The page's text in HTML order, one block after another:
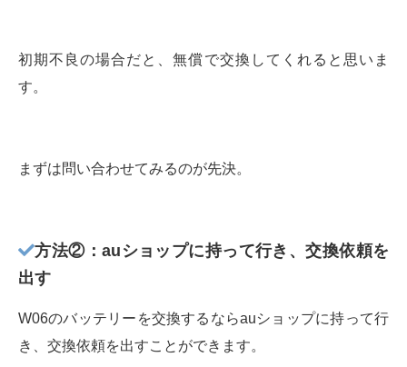
初期不良の場合だと、無償で交換してくれると思いま
す。
まずは問い合わせてみるのが先決。
方法②：auショップに持って行き、交換依頼を
出す
W06のバッテリーを交換するならauショップに持って行
き、交換依頼を出すことができます。